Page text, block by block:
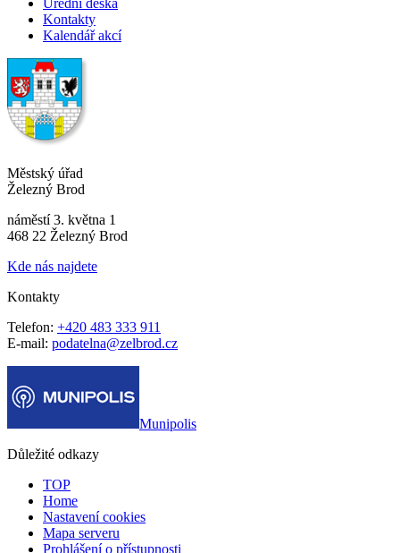
Kontakty
Kalendář akcí
Městský úřad
Železný Brod
náměstí 3. května 1
468 22 Železný Brod
Kde nás najdete
Kontakty
Telefon: +420 483 333 911
E-mail: podatelna@zelbrod.cz
Munipolis
Důležité odkazy
TOP
Home
Nastavení cookies
Mapa serveru
Prohlášení o přístupnosti